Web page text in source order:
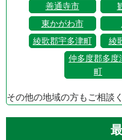
善通寺市
東かがわ市
綾歌郡宇多津町
綾
仲多度郡多度
町
その他の地域の方もご相談